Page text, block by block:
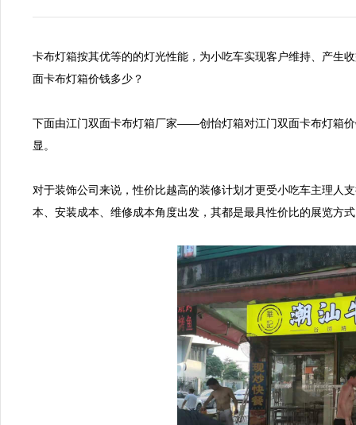
卡布灯箱按其优等的的灯光性能，为小吃车实现客户维持、产生
面卡布灯箱价钱多少？
下面由江门双面卡布灯箱厂家——创怡灯箱对江门双面卡布灯箱
显。
对于装饰公司来说，性价比越高的装修计划才更受小吃车主理人
本、安装成本、维修成本角度出发，其都是最具性价比的展览方